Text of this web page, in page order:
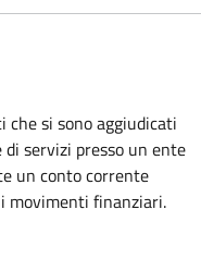
che si sono aggiudicati
servizi presso un ente
un conto corrente
movimenti finanziari.